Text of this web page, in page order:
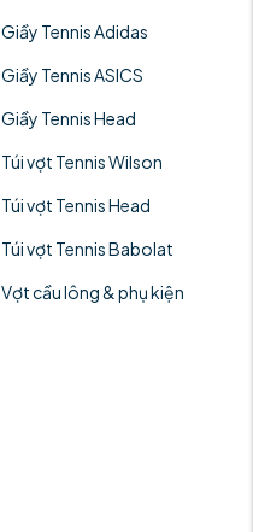
Giầy Tennis Adidas
Giầy Tennis ASICS
Giầy Tennis Head
Túi vợt Tennis Wilson
Túi vợt Tennis Head
Túi vợt Tennis Babolat
Vợt cầu lông & phụ kiện